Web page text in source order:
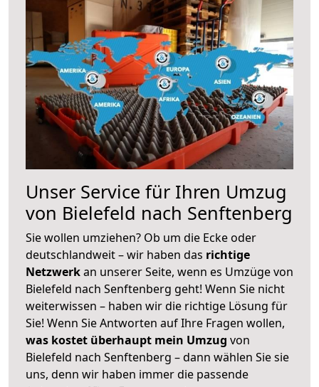
Unser Service für Ihren Umzug
von Bielefeld nach Senftenberg
Sie wollen umziehen? Ob um die Ecke oder
deutschlandweit – wir haben das richtige
Netzwerkan unserer Seite, wenn es Umzüge von
Bielefeld nach Senftenberg geht! Wenn Sie nicht
weiterwissen – haben wir die richtige Lösung für
Sie! Wenn Sie Antworten auf Ihre Fragen wollen,
was kostet überhaupt mein Umzug von
Bielefeld nach Senftenberg – dann wählen Sie sie
uns, denn wir haben immer die passende